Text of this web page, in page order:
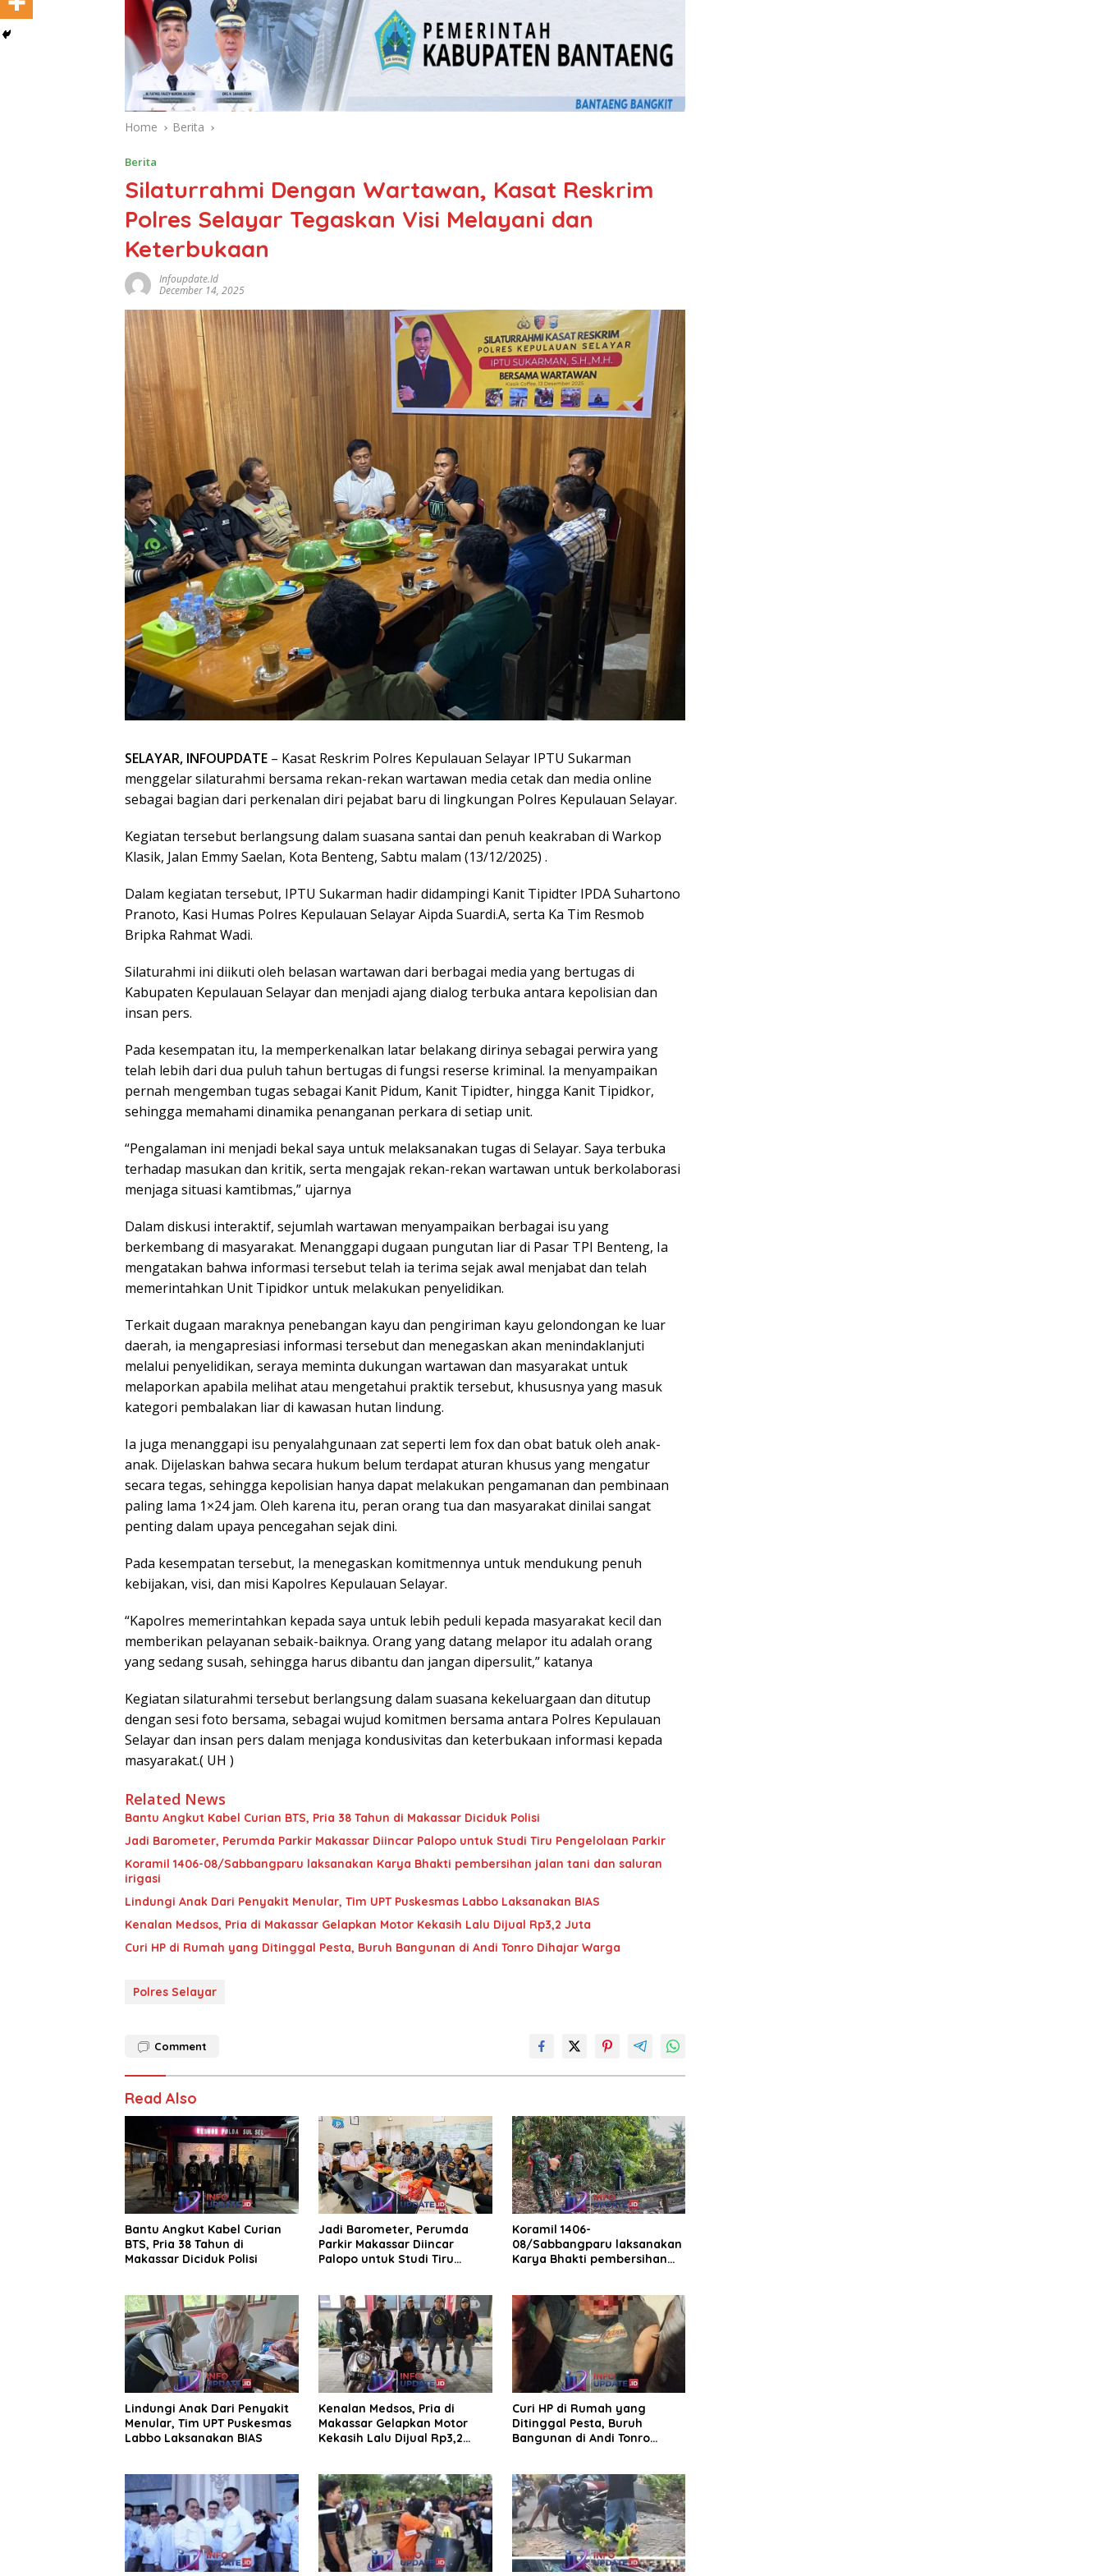
Home Berita
Berita
Silaturrahmi Dengan Wartawan, Kasat Reskrim
Polres Selayar Tegaskan Visi Melayani dan
Keterbukaan
Infoupdate.id
December 14, 2025
SELAYAR, INFOUPDATE – Kasat Reskrim Polres Kepulauan Selayar IPTU Sukarman
menggelar silaturahmi bersama rekan-rekan wartawan media cetak dan media online
sebagai bagian dari perkenalan diri pejabat baru di lingkungan Polres Kepulauan Selayar.
Kegiatan tersebut berlangsung dalam suasana santai dan penuh keakraban di Warkop
Klasik, Jalan Emmy Saelan, Kota Benteng, Sabtu malam (13/12/2025) .
Dalam kegiatan tersebut, IPTU Sukarman hadir didampingi Kanit Tipidter IPDA Suhartono
Pranoto, Kasi Humas Polres Kepulauan Selayar Aipda Suardi.A, serta Ka Tim Resmob
Bripka Rahmat Wadi.
Silaturahmi ini diikuti oleh belasan wartawan dari berbagai media yang bertugas di
Kabupaten Kepulauan Selayar dan menjadi ajang dialog terbuka antara kepolisian dan
insan pers.
Pada kesempatan itu, Ia memperkenalkan latar belakang dirinya sebagai perwira yang
telah lebih dari dua puluh tahun bertugas di fungsi reserse kriminal. Ia menyampaikan
pernah mengemban tugas sebagai Kanit Pidum, Kanit Tipidter, hingga Kanit Tipidkor,
sehingga memahami dinamika penanganan perkara di setiap unit.
“Pengalaman ini menjadi bekal saya untuk melaksanakan tugas di Selayar. Saya terbuka
terhadap masukan dan kritik, serta mengajak rekan-rekan wartawan untuk berkolaborasi
menjaga situasi kamtibmas,” ujarnya
Dalam diskusi interaktif, sejumlah wartawan menyampaikan berbagai isu yang
berkembang di masyarakat. Menanggapi dugaan pungutan liar di Pasar TPI Benteng, Ia
mengatakan bahwa informasi tersebut telah ia terima sejak awal menjabat dan telah
memerintahkan Unit Tipidkor untuk melakukan penyelidikan.
Terkait dugaan maraknya penebangan kayu dan pengiriman kayu gelondongan ke luar
daerah, ia mengapresiasi informasi tersebut dan menegaskan akan menindaklanjuti
melalui penyelidikan, seraya meminta dukungan wartawan dan masyarakat untuk
melaporkan apabila melihat atau mengetahui praktik tersebut, khususnya yang masuk
kategori pembalakan liar di kawasan hutan lindung.
Ia juga menanggapi isu penyalahgunaan zat seperti lem fox dan obat batuk oleh anak-
anak. Dijelaskan bahwa secara hukum belum terdapat aturan khusus yang mengatur
secara tegas, sehingga kepolisian hanya dapat melakukan pengamanan dan pembinaan
paling lama 1×24 jam. Oleh karena itu, peran orang tua dan masyarakat dinilai sangat
penting dalam upaya pencegahan sejak dini.
Pada kesempatan tersebut, Ia menegaskan komitmennya untuk mendukung penuh
kebijakan, visi, dan misi Kapolres Kepulauan Selayar.
“Kapolres memerintahkan kepada saya untuk lebih peduli kepada masyarakat kecil dan
memberikan pelayanan sebaik-baiknya. Orang yang datang melapor itu adalah orang
yang sedang susah, sehingga harus dibantu dan jangan dipersulit,” katanya
Kegiatan silaturahmi tersebut berlangsung dalam suasana kekeluargaan dan ditutup
dengan sesi foto bersama, sebagai wujud komitmen bersama antara Polres Kepulauan
Selayar dan insan pers dalam menjaga kondusivitas dan keterbukaan informasi kepada
masyarakat.( UH )
Related News
Bantu Angkut Kabel Curian BTS, Pria 38 Tahun di Makassar Diciduk Polisi
Jadi Barometer, Perumda Parkir Makassar Diincar Palopo untuk Studi Tiru Pengelolaan Parkir
Koramil 1406-08/Sabbangparu laksanakan Karya Bhakti pembersihan jalan tani dan saluran
irigasi
Lindungi Anak Dari Penyakit Menular, Tim UPT Puskesmas Labbo Laksanakan BIAS
Kenalan Medsos, Pria di Makassar Gelapkan Motor Kekasih Lalu Dijual Rp3,2 Juta
Curi HP di Rumah yang Ditinggal Pesta, Buruh Bangunan di Andi Tonro Dihajar Warga
Polres Selayar
Comment
Read Also
Bantu Angkut Kabel Curian
BTS, Pria 38 Tahun di
Makassar Diciduk Polisi
Jadi Barometer, Perumda
Parkir Makassar Diincar
Palopo untuk Studi Tiru
Koramil 1406-
08/Sabbangparu laksanakan
Karya Bhakti pembersihan
Lindungi Anak Dari Penyakit
Menular, Tim UPT Puskesmas
Labbo Laksanakan BIAS
Kenalan Medsos, Pria di
Makassar Gelapkan Motor
Kekasih Lalu Dijual Rp3,2
Curi HP di Rumah yang
Ditinggal Pesta, Buruh
Bangunan di Andi Tonro